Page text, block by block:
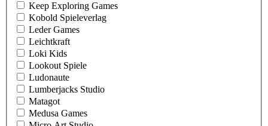
Keep Exploring Games
Kobold Spieleverlag
Leder Games
Leichtkraft
Loki Kids
Lookout Spiele
Ludonaute
Lumberjacks Studio
Matagot
Medusa Games